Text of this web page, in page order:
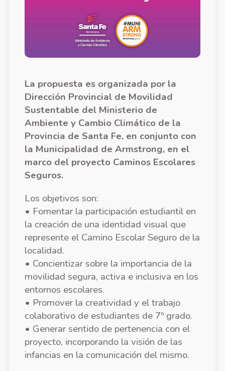
La propuesta es organizada por la
Dirección Provincial de Movilidad
Sustentable del Ministerio de
Ambiente y Cambio Climático de la
Provincia de Santa Fe, en conjunto con
la Municipalidad de Armstrong, en el
marco del proyecto Caminos Escolares
Seguros.
Los objetivos son:
• Fomentar la participación estudiantil en
la creación de una identidad visual que
represente el Camino Escolar Seguro de la
localidad.
• Concientizar sobre la importancia de la
movilidad segura, activa e inclusiva en los
entornos escolares.
• Promover la creatividad y el trabajo
colaborativo de estudiantes de 7º grado.
• Generar sentido de pertenencia con el
proyecto, incorporando la visión de las
infancias en la comunicación del mismo.